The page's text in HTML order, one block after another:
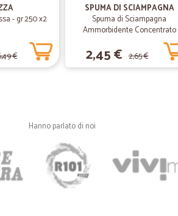
Veloci nella consegna
Elis S.
Fantastici
Puntuali e professionali!
- gr.250 x2
€
SPUMA DI SCIAMPAGNA
Spuma di Sciampagna
Ammorbidente Concentrato
Carezza d'Argan 600 ml
2,45 € 2,65 €
Hanno parlato di noi